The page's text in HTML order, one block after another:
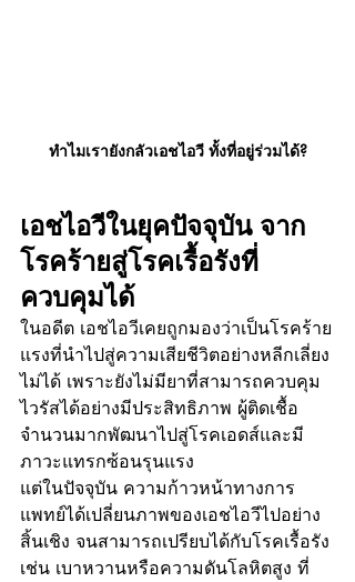
ทำไมเรายังกลัวเอชไอวี ทั้งที่อยู่ร่วมได้?
เอชไอวีในยุคปัจจุบัน จาก
โรคร้ายสู่โรคเรื้อรังที่
ควบคุมได้
ในอดีต เอชไอวีเคยถูกมองว่าเป็นโรคร้าย
แรงที่นำไปสู่ความเสียชีวิตอย่างหลีกเลี่ยง
ไม่ได้ เพราะยังไม่มียาที่สามารถควบคุม
ไวรัสได้อย่างมีประสิทธิภาพ ผู้ติดเชื้อ
จำนวนมากพัฒนาไปสู่โรคเอดส์และมี
ภาวะแทรกซ้อนรุนแรง
แต่ในปัจจุบัน ความก้าวหน้าทางการ
แพทย์ได้เปลี่ยนภาพของเอชไอวีไปอย่าง
สิ้นเชิง จนสามารถเปรียบได้กับโรคเรื้อรัง
เช่น เบาหวานหรือความดันโลหิตสูง ที่